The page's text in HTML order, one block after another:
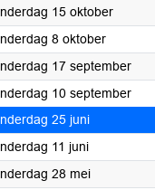
15 oktober2026
8 oktober2026
17 september2026
10 september2026
25 juni2026
11 juni2026
28 mei2026